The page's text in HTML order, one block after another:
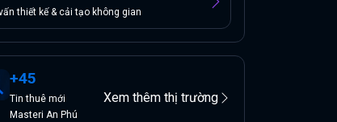
thiết kế & cải tạo không gian
+45
Tinthuêmới
Masteri An Phú
Xem thêm thị trường